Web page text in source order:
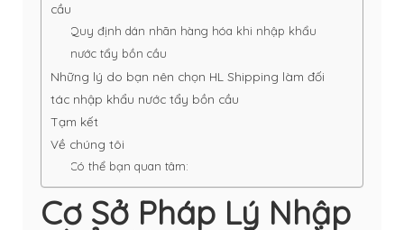
cầu
Quy định dán nhãn hàng hóa khi nhập khẩu
nước tẩy bồn cầu
Những lý do bạn nên chọn HL Shipping làm đối
tác nhập khẩu nước tẩy bồn cầu
Tạm kết
Về chúng tôi
Có thể bạn quan tâm:
Cơ Sở Pháp Lý Nhập